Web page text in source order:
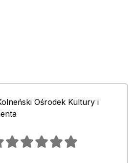
Ośrodek Kultury i